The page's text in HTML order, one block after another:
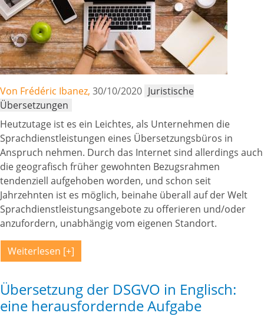
Von Frédéric Ibanez, 30/10/2020 Juristische
Übersetzungen
Heutzutage ist es ein Leichtes, als Unternehmen die
Sprachdienstleistungen eines Übersetzungsbüros in
Anspruch nehmen. Durch das Internet sind allerdings auch
die geografisch früher gewohnten Bezugsrahmen
tendenziell aufgehoben worden, und schon seit
Jahrzehnten ist es möglich, beinahe überall auf der Welt
Sprachdienstleistungsangebote zu offerieren und/oder
anzufordern, unabhängig vom eigenen Standort.
Weiterlesen
Übersetzung der DSGVO in Englisch:
eine herausfordernde Aufgabe